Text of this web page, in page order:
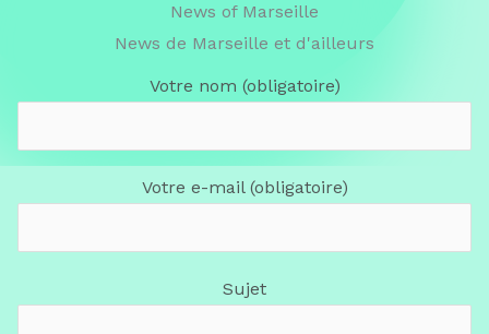
News of Marseille
News de Marseille et d'ailleurs
Votre nom (obligatoire)
Votre e-mail (obligatoire)
Sujet